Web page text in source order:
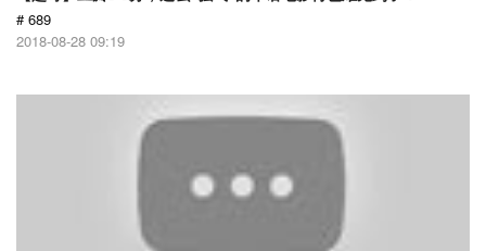
# 689
2018-08-28 09:19